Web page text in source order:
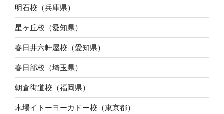
明石校（兵庫県）
星ヶ丘校（愛知県）
春日井六軒屋校（愛知県）
春日部校（埼玉県）
朝倉街道校（福岡県）
木場イトーヨーカドー校（東京都）